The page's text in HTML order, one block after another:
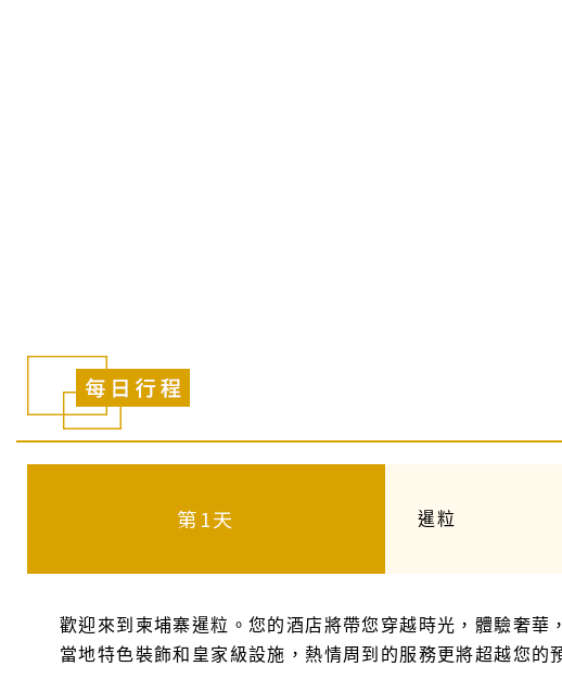
第1天 暹粒
歡迎來到柬埔寨暹粒。您的酒店將帶您穿越時光，體驗奢
當地特色裝飾和皇家級設施，熱情周到的服務更將超越您的